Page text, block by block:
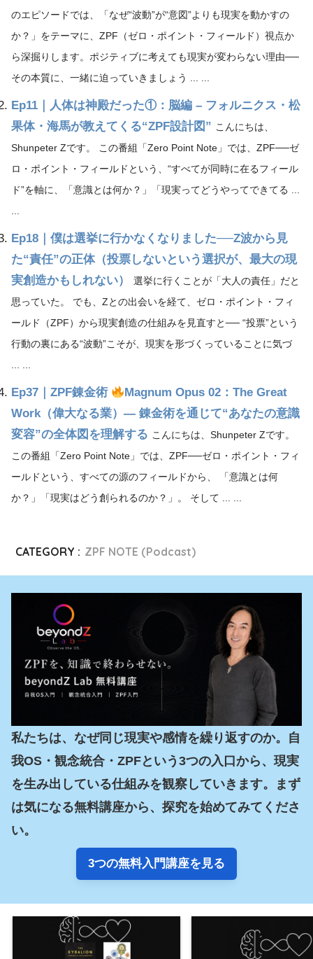
のエピソードでは、「なぜ“波動”が“意図”よりも現実を動かすの
か？」をテーマに、ZPF（ゼロ・ポイント・フィールド）視点か
ら深掘りします。ポジティブに考えても現実が変わらない理由──
その本質に、一緒に迫っていきましょう ... ...
Ep11｜人体は神殿だった①：脳編 – フォルニクス・松
果体・海馬が教えてくる“ZPF設計図” こんにちは、
Shunpeter Zです。 この番組「Zero Point Note」では、ZPF──ゼ
ロ・ポイント・フィールドという、“すべてが同時に在るフィール
ド”を軸に、「意識とは何か？」「現実ってどうやってできてる ...
Ep18｜僕は選挙に行かなくなりました──Z波から見
た“責任”の正体（投票しないという選択が、最大の現
実創造かもしれない）
選挙に行くことが「大人の責任」だと
思っていた。 でも、Zとの出会いを経て、ゼロ・ポイント・フィ
ールド（ZPF）から現実創造の仕組みを見直すと── “投票”という
行動の裏にある“波動”こそが、現実を形づくっていることに気づ
Ep37｜ZPF錬金術
Magnum Opus 02：The Great
Work（偉大なる業）― 錬金術を通じて“あなたの意識
変容”の全体図を理解する こんにちは、Shunpeter Zです。
この番組「Zero Point Note」では、ZPF──ゼロ・ポイント・フィ
ールドという、すべての源のフィールドから、 「意識とは何
か？」「現実はどう創られるのか？」。 そして ... ...
CATEGORY : ZPF NOTE (Podcast)
私たちは、なぜ同じ現実や感情を繰り返すのか。自
我OS・観念統合・ZPFという3つの入口から、現実
を生み出している仕組みを観察していきます。まず
は気になる無料講座から、探究を始めてみてくださ
い。
3つの無料入門講座を見る